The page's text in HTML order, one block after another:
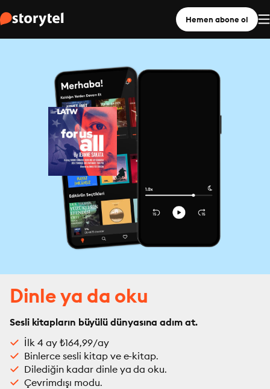
Hemen abone ol
Dinle ya da oku
Sesli kitapların büyülü dünyasına adım at.
İlk 4 ay ₺164,99/ay
Binlerce sesli kitap ve e-kitap.
Dilediğin kadar dinle ya da oku.
Çevrimdışı modu.